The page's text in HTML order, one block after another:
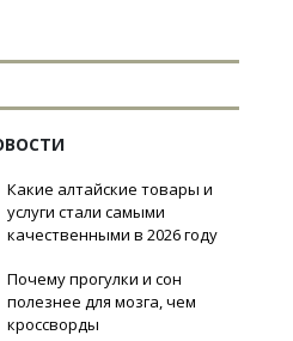
Какие алтайские товары и
услуги стали самыми
качественными в 2026 году
Почему прогулки и сон
полезнее для мозга, чем
кроссворды